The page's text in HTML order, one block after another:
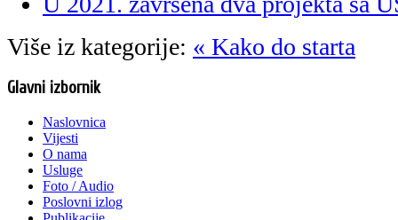
Više iz kategorije: « Kako do starta
Glavni izbornik
Naslovnica
Vijesti
O nama
Usluge
Foto / Audio
Poslovni izlog